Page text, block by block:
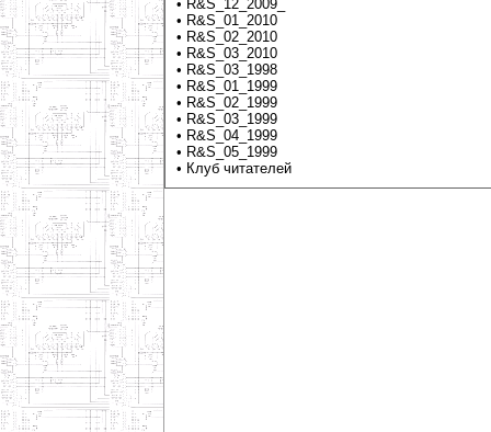
• R&S_12_2009_
• R&S_01_2010
• R&S_02_2010
• R&S_03_2010
• R&S_03_1998
• R&S_01_1999
• R&S_02_1999
• R&S_03_1999
• R&S_04_1999
• R&S_05_1999
• Клуб читателей